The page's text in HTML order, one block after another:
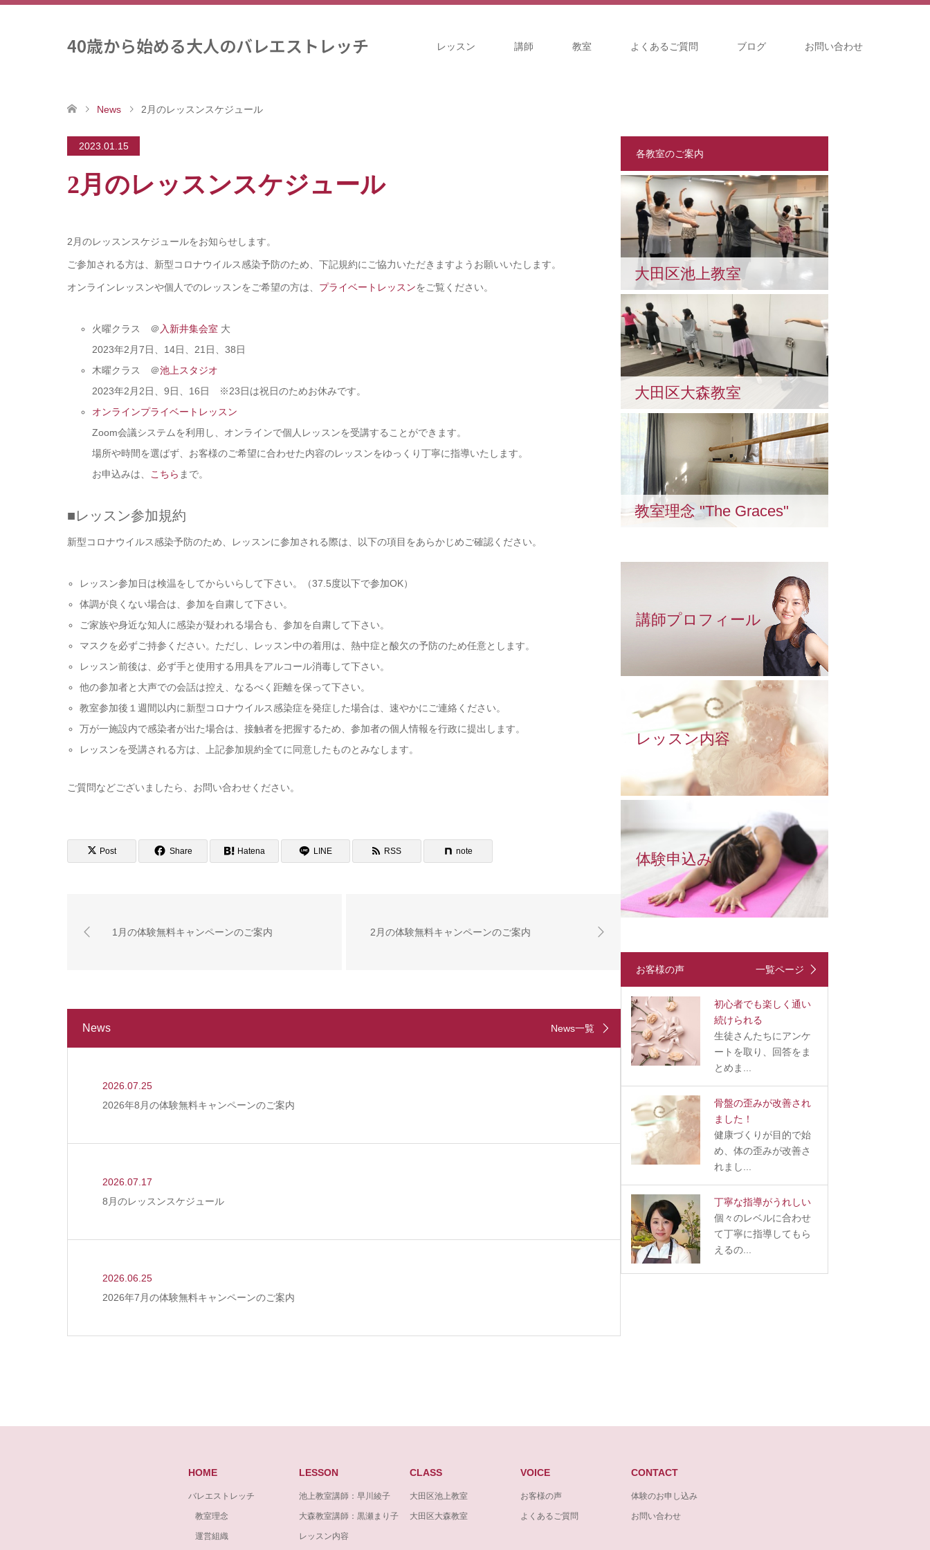
40歳から始める大人のバレエストレッチ レッスン 講師 教室 よくあるご質問 ブログ お問い合わせ
News 2月のレッスンスケジュール
2023.01.15
2月のレッスンスケジュール
2月のレッスンスケジュールをお知らせします。
ご参加される方は、新型コロナウイルス感染予防のため、下記規約にご協力いただきますようお願いいたします。
オンラインレッスンや個人でのレッスンをご希望の方は、 プライベートレッスンをご覧ください。
火曜クラス ＠ 入新井集会室 大
2023年2月7日、14日、21日、38日
木曜クラス ＠池上スタジオ
2023年2月2日、9日、16日 ※23日は祝日のためお休みです。
オンラインプライベートレッスン
Zoom会議システムを利用し、オンラインで個人レッスンを受講することができます。
場所や時間を選ばず、お客様のご希望に合わせた内容のレッスンをゆっくり丁寧に指導いたします。
お申込みは、
こちら まで。
■レッスン参加規約
新型コロナウイルス感染予防のため、レッスンに参加される際は、以下の項目をあらかじめご確認ください。
レッスン参加日は検温をしてからいらして下さい。（37.5度以下で参加OK）
体調が良くない場合は、参加を自粛して下さい。
ご家族や身近な知人に感染が疑われる場合も、参加を自粛して下さい。
マスクを必ずご持参ください。ただし、レッスン中の着用は、熱中症と酸欠の予防のため任意とします。
レッスン前後は、必ず手と使用する用具をアルコール消毒して下さい。
他の参加者と大声での会話は控え、なるべく距離を保って下さい。
教室参加後１週間以内に新型コロナウイルス感染症を発症した場合は、速やかにご連絡ください。
万が一施設内で感染者が出た場合は、接触者を把握するため、参加者の個人情報を行政に提出します。
レッスンを受講される方は、上記参加規約全てに同意したものとみなします。
ご質問などございましたら、お問い合わせください。
Post Share Hatena LINE RSS note
1月の体験無料キャンペーンのご案内 2月の体験無料キャンペーンのご案内
News News一覧
2026.07.25
2026年8月の体験無料キャンペーンのご案内
2026.07.17
8月のレッスンスケジュール
2026.06.25
2026年7月の体験無料キャンペーンのご案内
各教室のご案内
大田区池上教室
大田区大森教室
教室理念 "The Graces"
講師プロフィール
レッスン内容
体験申込み
お客様の声 一覧ページ
初心者でも楽しく通い
続けられる
生徒さんたちにアンケ
ートを取り、回答をま
とめま...
骨盤の歪みが改善され
ました！
健康づくりが目的で始
め、体の歪みが改善さ
れまし...
丁寧な指導がうれしい
個々のレベルに合わせ
て丁寧に指導してもら
えるの...
HOME
バレエストレッチ
教室理念
運営組織
LESSON
池上教室講師：早川綾子
大森教室講師：黒瀬まり子
レッスン内容
CLASS
大田区池上教室
大田区大森教室
VOICE
お客様の声
よくあるご質問
CONTACT
体験のお申し込み
お問い合わせ